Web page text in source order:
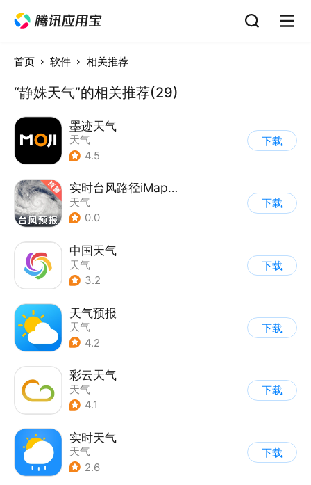
首页 软件 相关推荐
“静姝天气”的相关推荐(29)
墨迹天气
天气
4.5
下载
实时台风路径iMap天气
天气
0.0
下载
中国天气
天气
3.2
下载
天气预报
天气
4.2
下载
彩云天气
天气
4.1
下载
实时天气
天气
2.6
下载